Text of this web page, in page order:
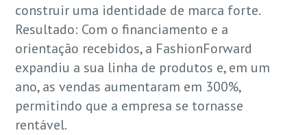
construir uma identidade de marca forte.
Resultado: Com o financiamento e a
orientação recebidos, a FashionForward
expandiu a sua linha de produtos e, em um
ano, as vendas aumentaram em 300%,
permitindo que a empresa se tornasse
rentável.